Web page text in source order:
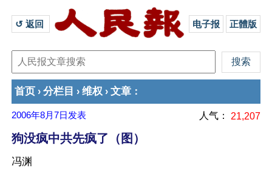
↺ 返回 电子报 正體版
首页 › 分栏目 › 维权 › 文章 ：
2006年8月7日 发表 人气： 21,207
狗没疯中共先疯了（图）
冯渊